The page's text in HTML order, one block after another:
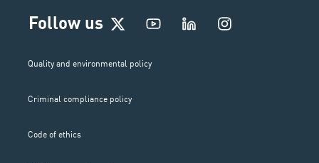
Follow us
I
n
Quality and environmental policy
Criminal compliance policy
Code of ethics